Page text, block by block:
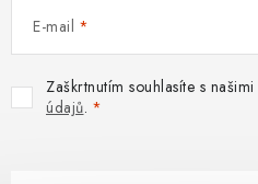
E-mail
Zaškrtnutím souhlasíte s našimi
údajů.